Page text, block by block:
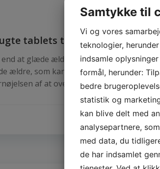
tablets til Ishøjs Seniorklub
at glæde ældre mennesker med små
ældre, som kan være med til at sprede
af at overbringe Ishøjs
Samtykke til
Vi og vores
teknologier,
indsamle
formål, herunder:
bedre
statistik og
kan blive delt med
analysepartnere,
med data, du
de har indsamlet